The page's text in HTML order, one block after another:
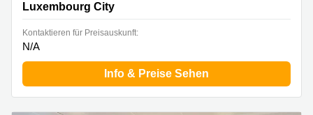
Luxembourg City
Kontaktieren für Preisauskunft:
N/A
Info & Preise Sehen